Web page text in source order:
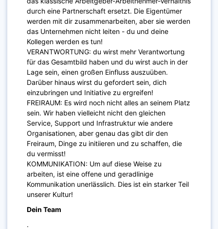
durch eine Partnerschaft ersetzt. Die Eigentümer
werden mit dir zusammenarbeiten, aber sie werden
das Unternehmen nicht leiten - du und deine
Kollegen werden es tun!
VERANTWORTUNG: du wirst mehr Verantwortung
für das Gesamtbild haben und du wirst auch in der
Lage sein, einen großen Einfluss auszuüben.
Darüber hinaus wirst du gefordert sein, dich
einzubringen und Initiative zu ergreifen!
FREIRAUM: Es wird noch nicht alles an seinem Platz
sein. Wir haben vielleicht nicht den gleichen
Service, Support und Infrastruktur wie andere
Organisationen, aber genau das gibt dir den
Freiraum, Dinge zu initiieren und zu schaffen, die
du vermisst!
KOMMUNIKATION: Um auf diese Weise zu
arbeiten, ist eine offene und geradlinige
Kommunikation unerlässlich. Dies ist ein starker Teil
unserer Kultur!
Dein Team
.